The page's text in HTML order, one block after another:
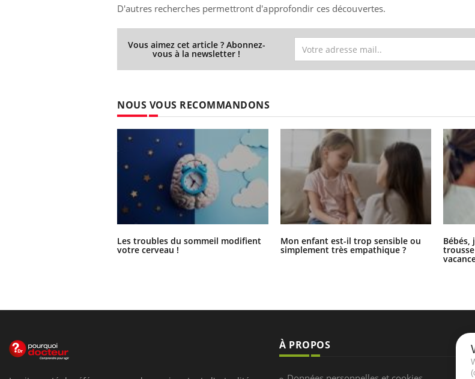
D'autres recherches permettront d'approfondir ces découvertes.
Vous aimez cet article ? Abonnez-
vous à la newsletter !
NOUS VOUS RECOMMANDONS
Les troubles du sommeil modifient
votre cerveau !
Mon enfant est-il trop sensible ou
simplement très empathique ?
Bébés,
À PROPOS